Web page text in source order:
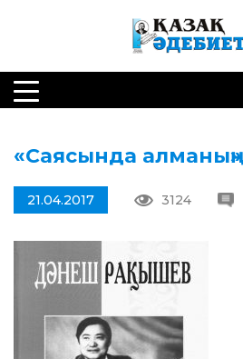
«Саясында алманың»
21.04.2017 3124